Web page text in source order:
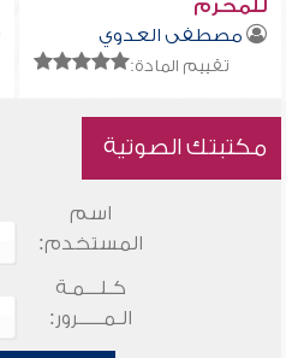
للمحرم
مصطفى العدوي
تقييم المادة:
مكتبتك الصوتية
اسم
المستخدم:
كـلـــمـة
الـمـــــرور: